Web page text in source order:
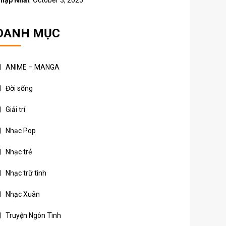
MỤC
ANIME – MANGA
Đời sống
Giải trí
Nhạc Pop
Nhạc trẻ
Nhạc trữ tình
Nhạc Xuân
Truyện Ngôn Tình